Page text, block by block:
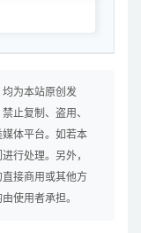
为本站原创发
止复制、盗用、
体平台。如若本
行处理。另外，
接商用或其他方
使用者承担。